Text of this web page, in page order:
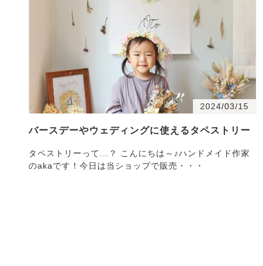
2024/03/15
バースデーやウェディングに使えるタペストリー
タペストリーって...？ こんにちは～♪ハンドメイド作家
のakaです！今日は当ショップで販売・・・